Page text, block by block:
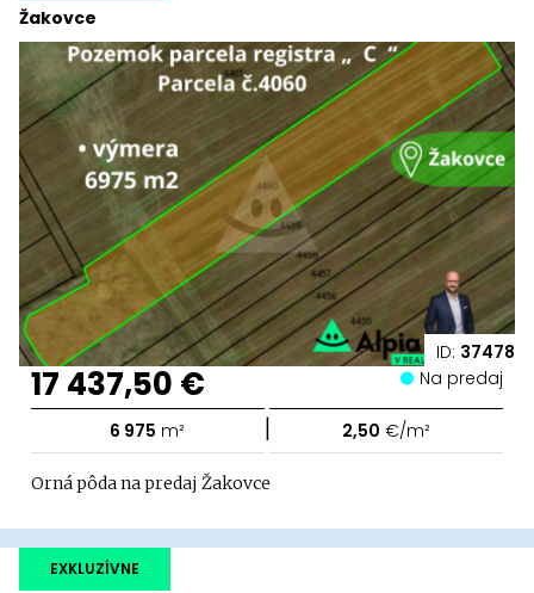
ID: 37478
Žakovce
17 437,50 € Na predaj
6 975 m² | 2,50 €/m²
Orná pôda na predaj Žakovce
EXKLUZÍVNE